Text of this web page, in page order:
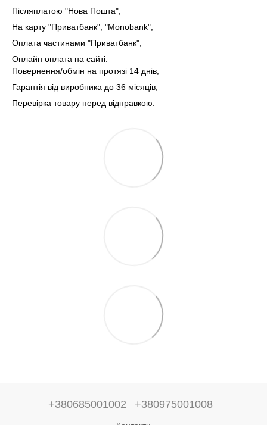
Післяплатою "Нова Пошта";
На карту "Приватбанк", "Monobank";
Оплата частинами "Приватбанк";
Онлайн оплата на сайті.
Повернення/обмін на протязі 14 днів;
Гарантія від виробника до 36 місяців;
Перевірка товару перед відправкою.
+380685001002 +380975001008